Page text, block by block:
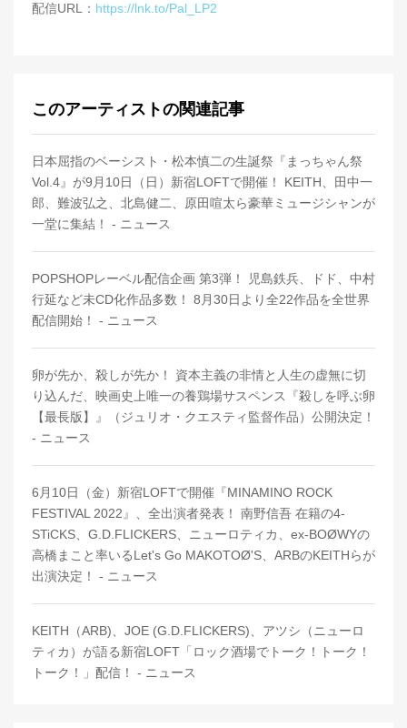
配信URL： https://lnk.to/Pal_LP2
このアーティストの関連記事
日本屈指のベーシスト・松本慎二の生誕祭『まっちゃん祭
Vol.4』が9月10日（日）新宿LOFTで開催！ KEITH、田中一
郎、難波弘之、北島健二、原田喧太ら豪華ミュージシャンが
一堂に集結！ - ニュース
POPSHOPレーベル配信企画 第3弾！ 児島鉄兵、ドド、中村
行延など未CD化作品多数！ 8月30日より全22作品を全世界
配信開始！ - ニュース
卵が先か、殺しが先か！ 資本主義の非情と人生の虚無に切
り込んだ、映画史上唯一の養鶏場サスペンス『殺しを呼ぶ卵
【最長版】』（ジュリオ・クエスティ監督作品）公開決定！
- ニュース
6月10日（金）新宿LOFTで開催『MINAMINO ROCK
FESTIVAL 2022』、全出演者発表！ 南野信吾 在籍の4-
STiCKS、G.D.FLICKERS、ニューロティカ、ex-BOØWYの
高橋まこと率いるLet's Go MAKOTOØ'S、ARBのKEITHらが
出演決定！ - ニュース
KEITH（ARB)、JOE (G.D.FLICKERS)、アツシ（ニューロ
ティカ）が語る新宿LOFT「ロック酒場でトーク！トーク！
トーク！」配信！ - ニュース